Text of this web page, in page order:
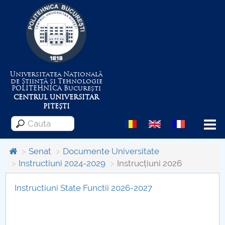
Universitatea Națională
de Știință și Tehnologie
POLITEHNICABucurești
CENTRUL UNIVERSITAR
PITEȘTI
Menu
Despre Universitate
Senat
Documente Universitate
Instructiuni 2024-2029
Instrucțiuni 2026
Instructiuni State Functii 2026-2027